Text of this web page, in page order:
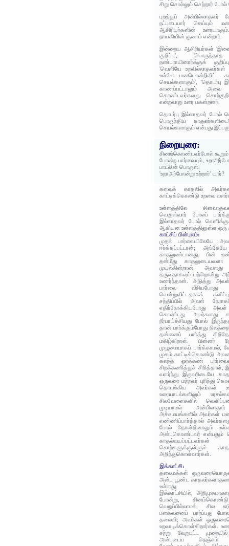
சிறு சொல்லும் செற்றார்
புறத்துப்
நட்புடையார் செய்யும்
ஆசிரியர்களின்
நாயகியின் குணம் என்றார்.
இன்றைய ஆசிரியர்கள்
குறிப்பு',
நண்பராயினார்க்குக்
'வெளியே
உள்ளே மனமொன்றிவிட்ட
செயல்களாகும்', 'தொடர்பு
காணப்பட்டாலும் அவை
கொண்டவர்களது
என்றவாறு உரை பகன்றனர்.
தொடர்பு இல்லாதவர் போல்
பொருந்திய
செயல்களாகும் என்பது
நிறையுரை:
சினங்கொண்டவர்போல் கூறும்
போன்ற பார்வையும்,
பாடலின் பொருள்.
'உறாஅர்போன்று உற்றார்' யார்?
களவுக் காதலில்
காட்டிக்கொண்டு உறவை
உள்ளத்திலே
வெகுள்வார் போலப்
இல்லாதவர் போல்
ஆகியன உள்ளத்திலுள்ள ஒரு
காட்சிப் பின்புலம்:
முதல் பார்வையிலேயே
ஈர்க்கப்பட்டான்;
காதலுண்டானது. பின்
தன்மீது காதலுடையவளா
முயல்கின்றான்.
தருவதாகவும் மற்றொன்று
உணர்ந்தான். அடுத்து
பார்வை
வென்றுவிட்டதாகக்
சந்திப்பில் அவள்
எதிர்நோக்கியபோது
கொண்டது அவர்களது
நீர்பாய்ச்சியது போல்
தான் பார்க்கும்போது
தன்னைப் பார்த்து
மகிழ்கிறாள். பின்னர்
முழுமையாகப் பார்க்காமல்,
முகம் காட்டிக்கொண்டு
கலந்த ஓரக்கண்
சிறக்கணித்துச்
வளர்ந்து இருவரிடையே
ஒருவரை மற்றவர் புரிந்து
தொடங்கிய அவர்கள்
உரையாடல்களிலும்
சிலவேளைகளில்
முடியாமல்
அச்சமயங்களில் அவர்கள்
எண்ணிப்பார்த்தால்
போல் தோன்றினாலும்
அன்புகொண்டவர் என்பதும்
சொற்களுக்குள்ளும்
அறிந்துகொள்வார்கள்.
இக்காட்சி:
தலைமக்கள்
அன்பு பூண்ட
உள்ளது.
இக்காட்சியில்,
போன்று,
வெறுப்பில்லாமல், சில
பகைவனைப் பார்ப்பது
தலைவி; அவர்கள்
உறவாடிக்கொள்கிறார்கள்.
சற்று வேறுபட்ட
அன்புடைய நெஞ்சம்